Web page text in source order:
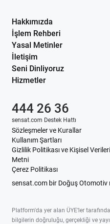
Hakkımızda
İşlem Rehberi
Yasal Metinler
İletişim
Seni Dinliyoruz
Hizmetler
Sözleşmeler ve Kurallar
Kullanım Şartları
Gizlilik Politikası ve Kişisel
Metni
Çerez Politikası
sensat.com bir Doğuş Otomotiv
444 26 36
sensat.com Destek Hattı
Platform'da yer alan ÜYE’ler
bilgilerin doğruluğu, gerçekliği ve